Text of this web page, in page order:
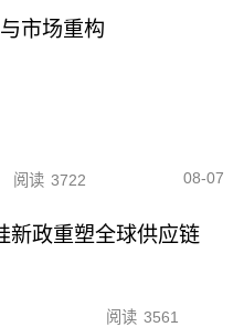
市场重构
阅读 3722 08-07
新政重塑全球供应链
阅读 3561